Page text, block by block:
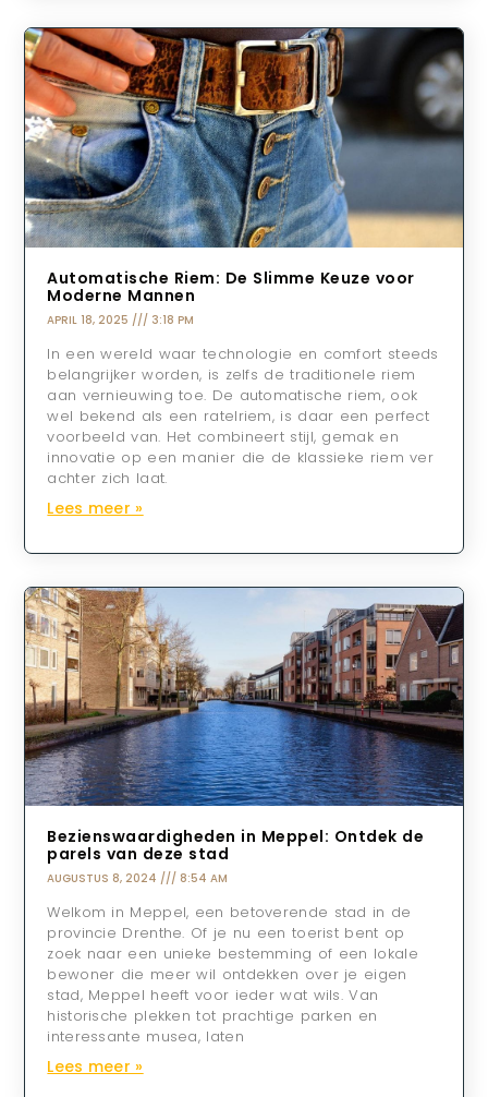
Automatische Riem: De Slimme Keuze voor
Moderne Mannen
APRIL 18, 2025 3:18 PM
In een wereld waar technologie en comfort steeds
belangrijker worden, is zelfs de traditionele riem
aan vernieuwing toe. De automatische riem, ook
wel bekend als een ratelriem, is daar een perfect
voorbeeld van. Het combineert stijl, gemak en
innovatie op een manier die de klassieke riem ver
achter zich laat.
Lees meer »
Bezienswaardigheden in Meppel: Ontdek de
parels van deze stad
AUGUSTUS 8, 2024 8:54 AM
Welkom in Meppel, een betoverende stad in de
provincie Drenthe. Of je nu een toerist bent op
zoek naar een unieke bestemming of een lokale
bewoner die meer wil ontdekken over je eigen
stad, Meppel heeft voor ieder wat wils. Van
historische plekken tot prachtige parken en
interessante musea, laten
Lees meer »